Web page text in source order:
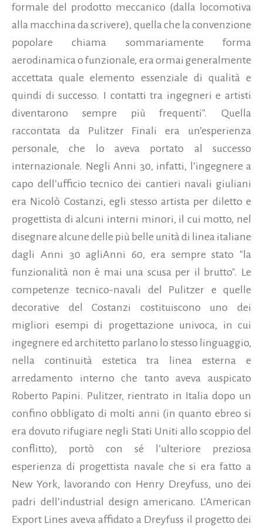
formale del prodotto meccanico (dalla locomotiva
alla macchina da scrivere), quella che la convenzione
popolare chiama sommariamente forma
aerodinamica o funzionale, era ormai generalmente
accettata quale elemento essenziale di qualità e
quindi di successo. I contatti tra ingegneri e artisti
diventarono sempre più frequenti". Quella
raccontata da Pulitzer Finali era un’esperienza
personale, che lo aveva portato al successo
internazionale. Negli Anni 30, infatti, l’ingegnere a
capo dell’ufficio tecnico dei cantieri navali giuliani
era Nicolò Costanzi, egli stesso artista per diletto e
progettista di alcuni interni minori, il cui motto, nel
disegnare alcune delle più belle unità di linea italiane
dagli Anni 30 agliAnni 60, era sempre stato "la
funzionalità non è mai una scusa per il brutto". Le
competenze tecnico-navali del Pulitzer e quelle
decorative del Costanzi costituiscono uno dei
migliori esempi di progettazione univoca, in cui
ingegnere ed architetto parlano lo stesso linguaggio,
nella continuità estetica tra linea esterna e
arredamento interno che tanto aveva auspicato
Roberto Papini. Pulitzer, rientrato in Italia dopo un
confino obbligato di molti anni (in quanto ebreo si
era dovuto rifugiare negli Stati Uniti allo scoppio del
conflitto), portò con sé l’ulteriore preziosa
esperienza di progettista navale che si era fatto a
New York, lavorando con Henry Dreyfuss, uno dei
padri dell’industrial design americano. L’American
Export Lines aveva affidato a Dreyfuss il progetto dei